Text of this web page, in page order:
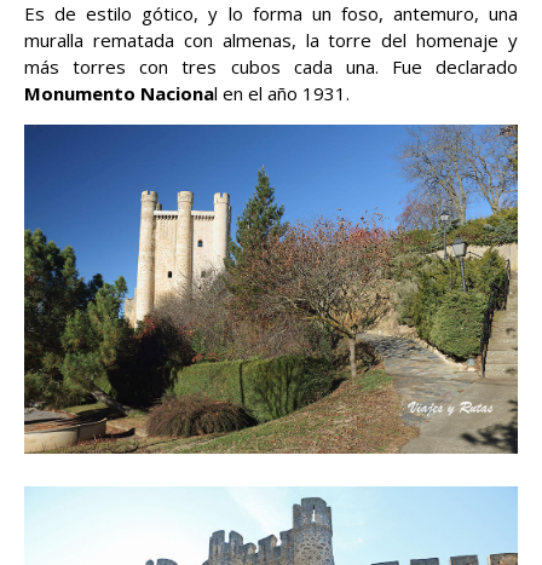
Es de estilo gótico, y lo forma un foso, antemuro, una
muralla rematada con almenas, la torre del homenaje y
más torres con tres cubos cada una. Fue declarado
Monumento Nacional en el año 1931.